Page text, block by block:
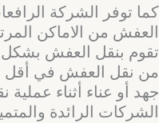
كما توفر الشركة
العفش من الاماكن
تقوم بنقل العفش بشكل
من نقل العفش في
جهد أو عناء أثناء
الشركات الرائدة